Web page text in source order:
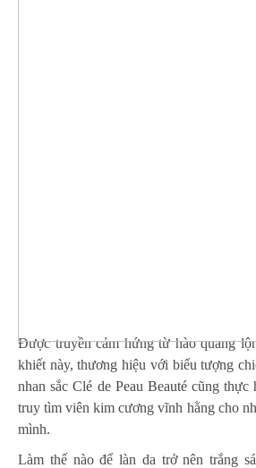
Được truyền cảm hứng từ hào quang
khiết này, thương hiệu với biểu tượng
nhan sắcClé de Peau Beautécũng thực
truy tìm viên kim cương vĩnh hằng cho
mình.
Làm thế nào để làn da trở nên trắng